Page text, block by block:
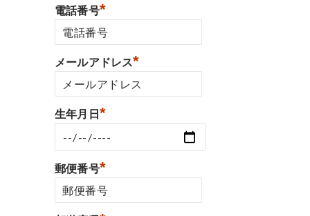
電話番号*
メールアドレス*
生年月日 *
郵便番号*